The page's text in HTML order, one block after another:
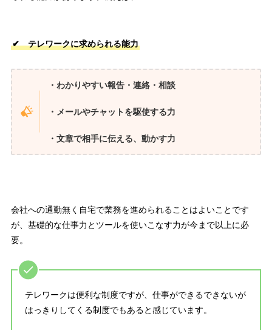
✔ テレワークに求められる能力
・わかりやすい報告・連絡・相談
・メールやチャットを駆使する力
・文章で相手に伝える、動かす力
会社への通勤無く自宅で業務を進められることはよいことです
が、基礎的な仕事力とツールを使いこなす力が今まで以上に必
要。
テレワークは便利な制度ですが、 仕事ができるできないが
はっきりしてくる制度でもあると感じています。